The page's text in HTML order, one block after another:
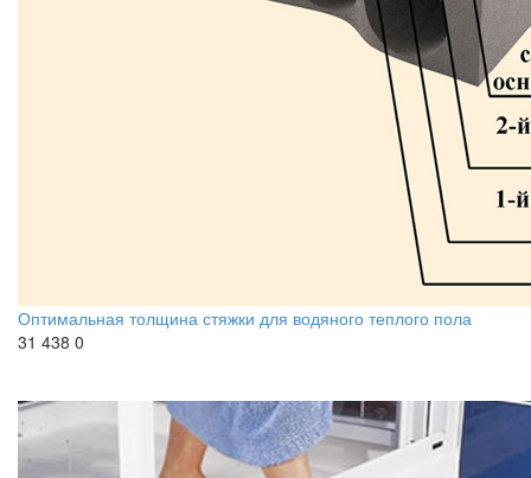
Оптимальная толщина стяжки для водяного теплого пола
31 438 0